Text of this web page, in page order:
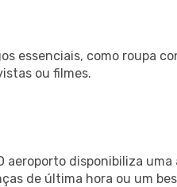
essenciais, como roupa
ou filmes.
aeroporto disponibiliza
de última hora ou um